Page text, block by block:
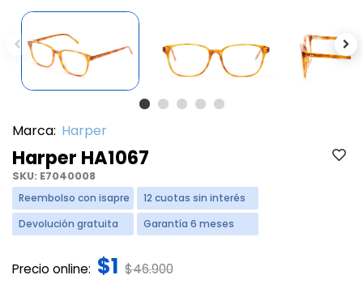
Previous
Marca: Harper
Harper HA1067
SKU: E7040008
Reembolso con isapre
12 cuotas sin interés
Devolución gratuita
Garantía 6 meses
Precio online: $1 Price reduced from
$46.900to